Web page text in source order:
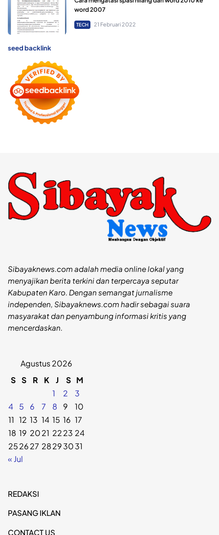
word 2007
TECH 21 Februari 2022
seed backlink
Sibayaknews.com adalah media online lokal yang
menyajikan berita terkini dan terpercaya seputar
Kabupaten Karo. Dengan semangat jurnalisme
independen, Sibayaknews.com hadir sebagai suara
masyarakat dan penyambung informasi kritis yang
mencerdaskan.
Agustus 2026
S S R K J S M
1
2
3
4
5 6 7 8 9
10
11 12 13 14 15 16 17
18 19 2021 2223 24
252627 28293031
« Jul
REDAKSI
PASANG IKLAN
CONTACT US